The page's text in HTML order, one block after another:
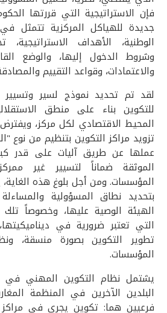
فإن الاستراتيجية التي قررتها
جديدة للهياكل المركزية تتمثل
الوطنية، الأهداف الاستراتيجية،
وشروط الدخول إليها، والوضع
والاعتمادات، وقواعد التقييم
لقد تم تحديد نموذج لسير وتسيير
للتكوين بناء على منطق
المحيط الاقتصادي لكل مركز،
تزويد مراكز التكوين بتنظيم من نوع
عملها عن طريق آليات على قدر
الموثقة ضماناً لتسيير غير
المؤسسات. ومن أجل بلوغ هذه
بتحديد نطاق المسؤولية
الهيئة الوصية عليها، وخصوصاً تلك
التي تعتبر ضرورية في
تطوير التكوين بصورة منسقة،
المؤسسات.
يشتمل نظام التكوين المهني في
البلدين الآخرين في المنظمة
فرعيين هما: تكوين يجري في